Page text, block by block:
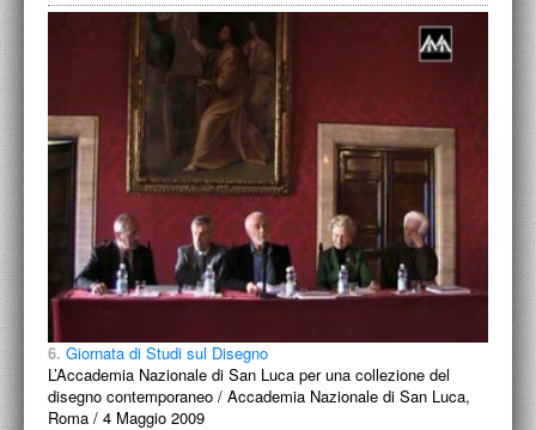
6. Giornata di Studi sul Disegno
L’Accademia Nazionale di San Luca per una collezione del
disegno contemporaneo / Accademia Nazionale di San Luca,
Roma / 4 Maggio 2009